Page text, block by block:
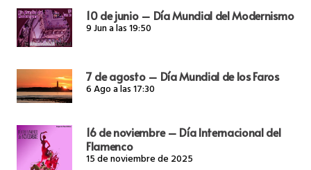
10 de junio – Día Mundial del Modernismo
9 Jun a las 19:50
7 de agosto – Día Mundial de los Faros
6 Ago a las 17:30
16 de noviembre – Día Internacional del
Flamenco
15 de noviembre de 2025